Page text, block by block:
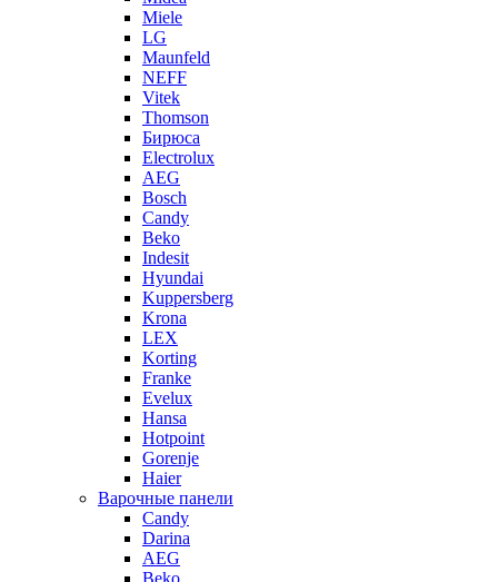
Miele
LG
Maunfeld
NEFF
Vitek
Thomson
Бирюса
Electrolux
AEG
Bosch
Candy
Beko
Indesit
Hyundai
Kuppersberg
Krona
LEX
Korting
Franke
Evelux
Hansa
Hotpoint
Gorenje
Haier
Варочные панели
Candy
Darina
AEG